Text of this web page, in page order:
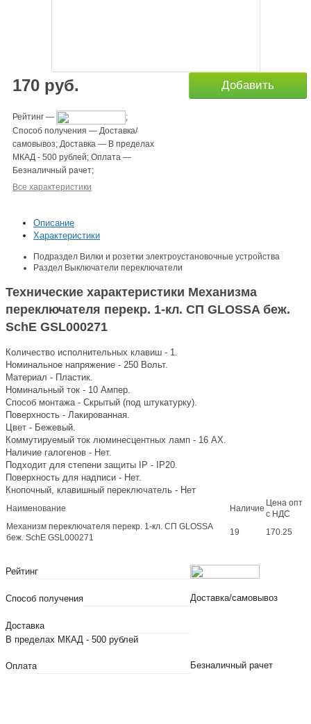
170 руб.
Рейтинг —
;
Способ получения — Доставка/
самовывоз; Доставка — В пределах
МКАД - 500 рублей; Оплата —
Безналичный рачет;
Все характеристики
Добавить
Описание
Характеристики
Подраздел Вилки и розетки электроустановочные устройства
Раздел Выключатели переключатели
Технические характеристики Механизма
переключателя перекр. 1-кл. СП GLOSSA беж.
SchE GSL000271
Количество исполнительных клавиш - 1.
Номинальное напряжение - 250 Вольт.
Материал - Пластик.
Номинальный ток - 10 Ампер.
Способ монтажа - Скрытый (под штукатурку).
Поверхность - Лакированная.
Цвет - Бежевый.
Коммутируемый ток люминесцентных ламп - 16 AX.
Наличие галогенов - Нет.
Подходит для степени защиты IP - IP20.
Поверхность для надписи - Нет.
Кнопочный, клавишный переключатель - Нет
Наименование Наличие
Цена опт
с НДС
Механизм переключателя перекр. 1-кл. СП GLOSSA
беж. SchE GSL000271
19 170.25
Рейтинг
Способ получения Доставка/самовывоз
Доставка
В пределах МКАД - 500 рублей
Оплата Безналичный рачет